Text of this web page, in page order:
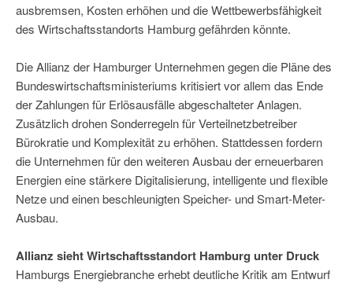
ausbremsen, Kosten erhöhen und die Wettbewerbsfähigkeit
des Wirtschaftsstandorts Hamburg gefährden könnte.
Die Allianz der Hamburger Unternehmen gegen die Pläne des
Bundeswirtschaftsministeriums kritisiert vor allem das Ende
der Zahlungen für Erlösausfälle abgeschalteter Anlagen.
Zusätzlich drohen Sonderregeln für Verteilnetzbetreiber
Bürokratie und Komplexität zu erhöhen. Stattdessen fordern
die Unternehmen für den weiteren Ausbau der erneuerbaren
Energien eine stärkere Digitalisierung, intelligente und flexible
Netze und einen beschleunigten Speicher- und Smart-Meter-
Ausbau.
Allianz sieht Wirtschaftsstandort Hamburg unter Druck
Hamburgs Energiebranche erhebt deutliche Kritik am Entwurf